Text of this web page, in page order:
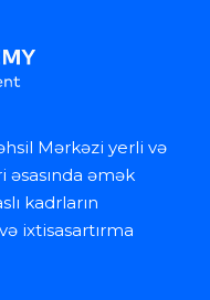
Mərkəzi yerli və
əmək
kadrların
ixtisasartırma